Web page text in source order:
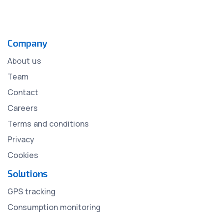
Company
About us
Team
Contact
Careers
Terms and conditions
Privacy
Cookies
Solutions
GPS tracking
Consumption monitoring